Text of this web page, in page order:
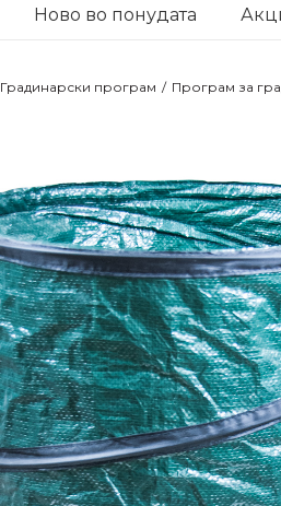
Ново во понудата
Градинарски програм Програм за